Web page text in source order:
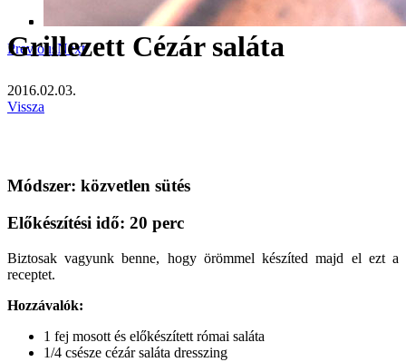
PreviousNext
Grillezett Cézár saláta
2016.02.03.
Vissza
Módszer: közvetlen sütés
Előkészítési idő: 20 perc
Biztosak vagyunk benne, hogy örömmel készíted majd el ezt a
receptet.
Hozzávalók:
1 fej mosott és előkészített római saláta
1/4 csésze cézár saláta dresszing